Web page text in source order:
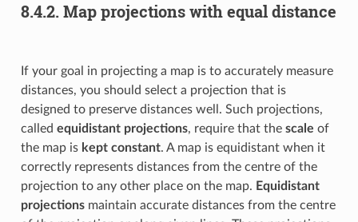
8.4.2. Map projections with equal distance
If your goal in projecting a map is to accurately measure
distances, you should select a projection that is
designed to preserve distances well. Such projections,
called equidistant projections, require that the scale of
the map is kept constant. A map is equidistant when it
correctly represents distances from the centre of the
projection to any other place on the map. Equidistant
projectionsmaintain accurate distances from the centre